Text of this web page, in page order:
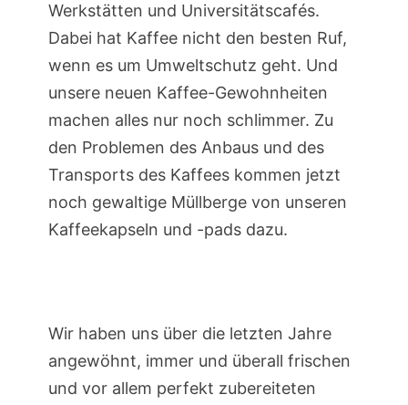
Werkstätten und Universitätscafés.
Dabei hat Kaffee nicht den besten Ruf,
wenn es um Umweltschutz geht. Und
unsere neuen Kaffee-Gewohnheiten
machen alles nur noch schlimmer. Zu
den Problemen des Anbaus und des
Transports des Kaffees kommen jetzt
noch gewaltige Müllberge von unseren
Kaffeekapseln und -pads dazu.
Wir haben uns über die letzten Jahre
angewöhnt, immer und überall frischen
und vor allem perfekt zubereiteten